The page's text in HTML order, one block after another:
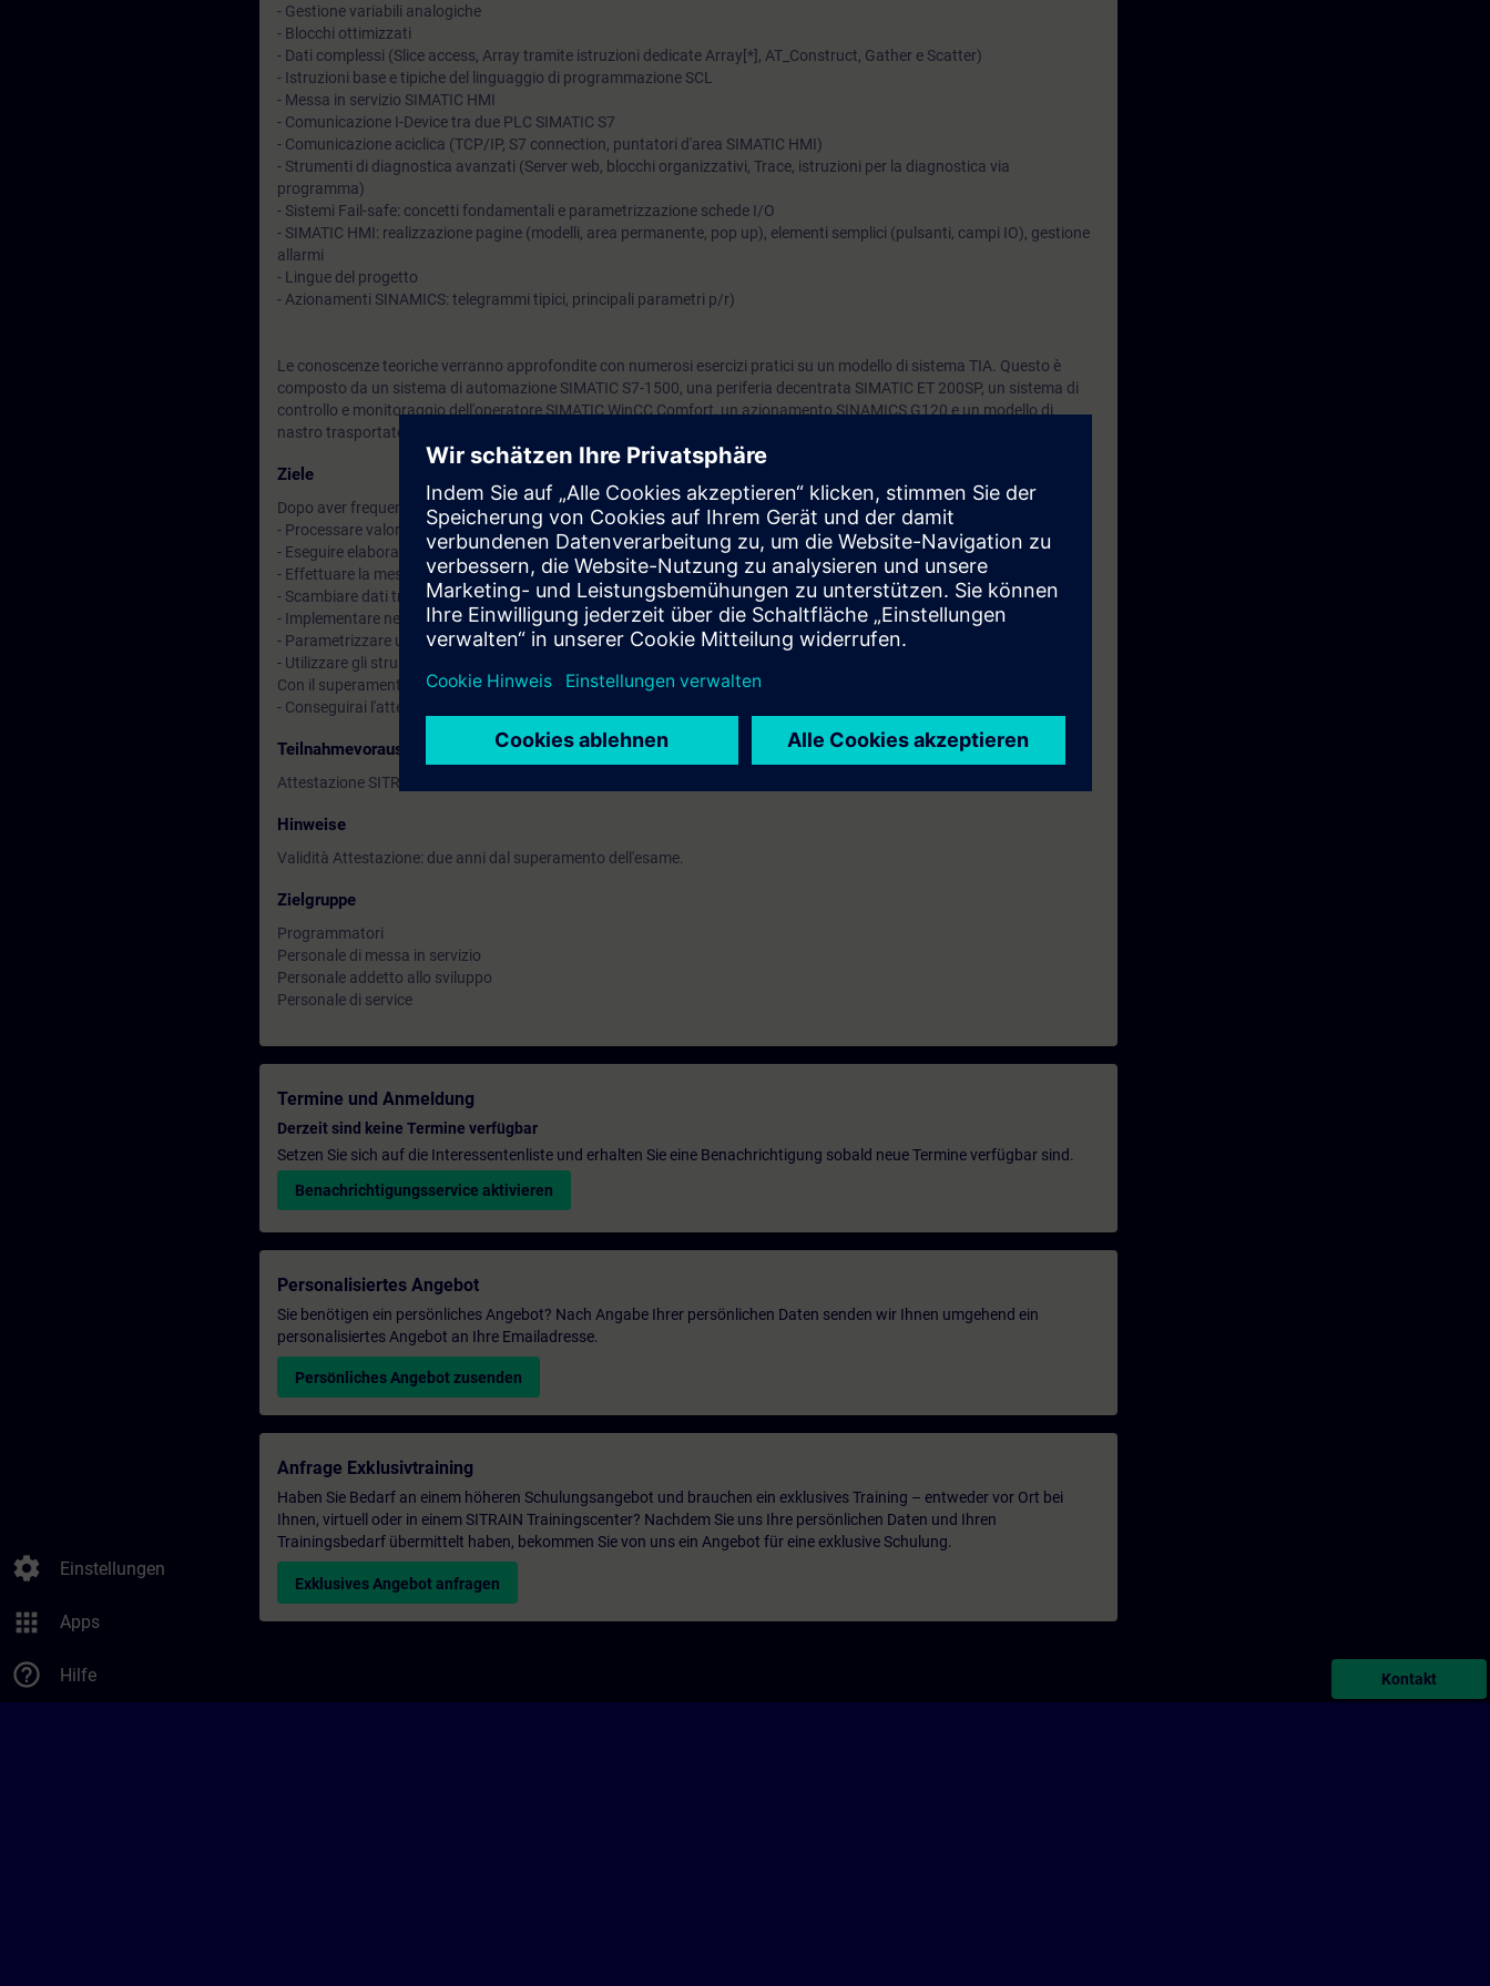
settings Einstellungen
apps Apps
help_outline Hilfe
svolgimento della prova d'esame, che prevede un'ora di parte teorica con
domande a risposta chiusa e 2 ore di prova pratica.
- Gestione variabili analogiche
- Blocchi ottimizzati
- Dati complessi (Slice access, Array tramite istruzioni dedicate Array[*], AT_Construct, Gather e Scatter)
- Istruzioni base e tipiche del linguaggio di programmazione SCL
- Messa in servizio SIMATIC HMI
- Comunicazione I-Device tra due PLC SIMATIC S7
- Comunicazione aciclica (TCP/IP, S7 connection, puntatori d'area SIMATIC HMI)
- Strumenti di diagnostica avanzati (Server web, blocchi organizzativi, Trace, istruzioni per la diagnostica via
programma)
- Sistemi Fail-safe: concetti fondamentali e parametrizzazione schede I/O
- SIMATIC HMI: realizzazione pagine (modelli, area permanente, pop up), elementi semplici (pulsanti, campi IO), gestione
allarmi
- Lingue del progetto
- Azionamenti SINAMICS: telegrammi tipici, principali parametri p/r)
Le conoscenze teoriche verranno approfondite con numerosi esercizi pratici su un modello di sistema TIA. Questo è
composto da un sistema di automazione SIMATIC S7-1500, una periferia decentrata SIMATIC ET 200SP, un sistema di
controllo e monitoraggio dell'operatore SIMATIC WinCC Comfort, un azionamento SINAMICS G120 e un modello di
nastro trasportatore.
Ziele
Dopo aver frequentato il corso sarai in grado di:
- Processare valori analogici
- Eseguire elaborazione di dati complessi tramite funzioni di sistema
- Effettuare la messa in servizio di un'applicazione SIMATIC HMI
- Scambiare dati tra PLC con comunicazioni cicliche a acicliche
- Implementare nel tuo impianto i principali concetti del Safety Integrated
- Parametrizzare un azionamento SINAMICS secondo le tue esigenze
- Utilizzare gli strumenti diagnostici avanzati integrati in TIA Portal
Con il superamento della prova di valutazione:
- Conseguirai l'attestazione
Teilnahmevoraussetzung
Attestazione SITRAIN ACP BASIC.
Hinweise
Validità Attestazione: due anni dal superamento dell'esame.
Zielgruppe
Programmatori
Personale di messa in servizio
Personale addetto allo sviluppo
Personale di service
Termine und Anmeldung
Derzeit sind keine Termine verfügbar
Setzen Sie sich auf die Interessentenliste und erhalten Sie eine Benachrichtigung sobald neue Termine verfügbar sind.
Benachrichtigungsservice aktivieren
Personalisiertes Angebot
Sie benötigen ein persönliches Angebot? Nach Angabe Ihrer persönlichen Daten senden wir Ihnen umgehend ein
personalisiertes Angebot an Ihre Emailadresse.
Persönliches Angebot zusenden
Anfrage Exklusivtraining
Haben Sie Bedarf an einem höheren Schulungsangebot und brauchen ein exklusives Training – entweder vor Ort bei
Ihnen, virtuell oder in einem SITRAIN Trainingscenter? Nachdem Sie uns Ihre persönlichen Daten und Ihren
Trainingsbedarf übermittelt haben, bekommen Sie von uns ein Angebot für eine exklusive Schulung.
Exklusives Angebot anfragen
Kontakt